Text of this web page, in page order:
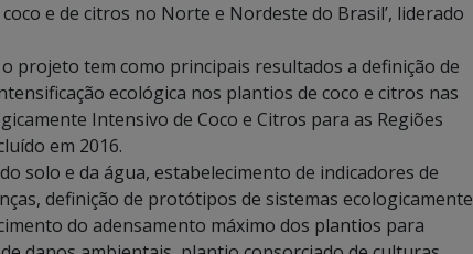
e de citros no Norte e Nordeste do Brasil’, liderado
projeto tem como principais resultados a definição de
ecológica nos plantios de coco e citros nas
Intensivo de Coco e Citros para as Regiões
em 2016.
solo e da água, estabelecimento de indicadores de
definição de protótipos de sistemas ecologicamente
do adensamento máximo dos plantios para